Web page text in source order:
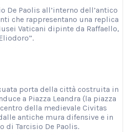
De Paolis all’interno dell’antico
che rappresentano una replica
Vaticani dipinte da Raffaello,
porta della città costruita in
a Piazza Leandra (la piazza
della medievale Civitas
antiche mura difensive e in
di Tarcisio De Paolis.